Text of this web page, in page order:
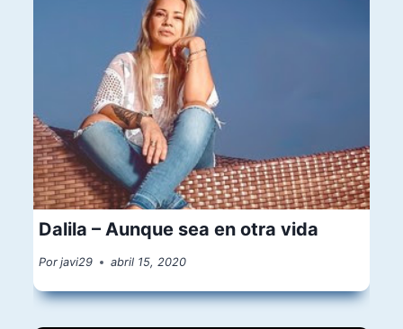
Dalila – Aunque sea en otra vida
Por javi29 abril 15, 2020